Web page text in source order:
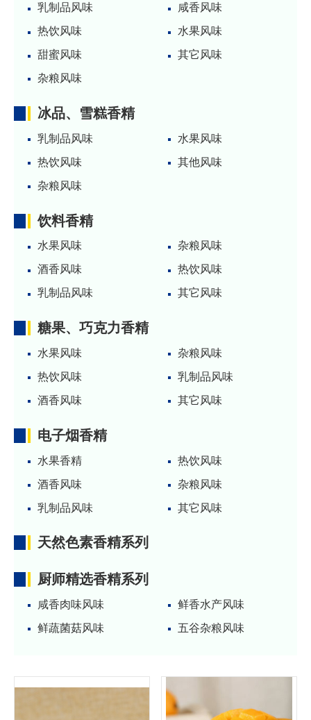
乳制品风味
咸香风味
热饮风味
水果风味
甜蜜风味
其它风味
杂粮风味
冰品、雪糕香精
乳制品风味
水果风味
热饮风味
其他风味
杂粮风味
饮料香精
水果风味
杂粮风味
酒香风味
热饮风味
乳制品风味
其它风味
糖果、巧克力香精
水果风味
杂粮风味
热饮风味
乳制品风味
酒香风味
其它风味
电子烟香精
水果香精
热饮风味
酒香风味
杂粮风味
乳制品风味
其它风味
天然色素香精系列
厨师精选香精系列
咸香肉味风味
鲜香水产风味
鲜蔬菌菇风味
五谷杂粮风味